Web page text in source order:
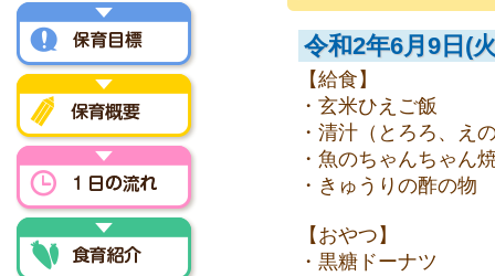
トップページ
保育方針
保育概要
一日の流れ
令和2年6月9日(
【給食】
・玄米ひえご飯
・清汁（とろろ、え
・魚のちゃんちゃん
・きゅうりの酢の物
【おやつ】
・黒糖ドーナツ